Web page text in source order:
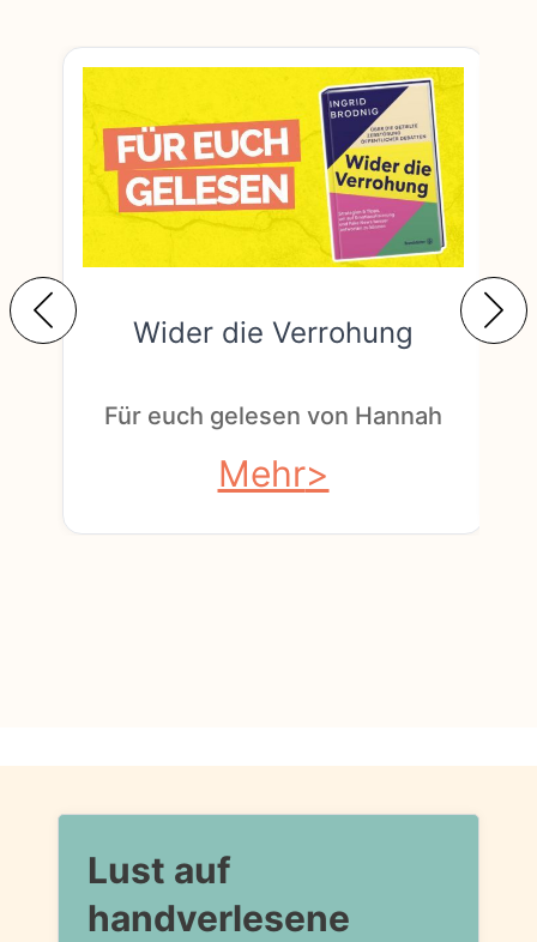
Wider die Verrohung
Für euch gelesen von Hannah
Mehr
Lust auf
handverlesene